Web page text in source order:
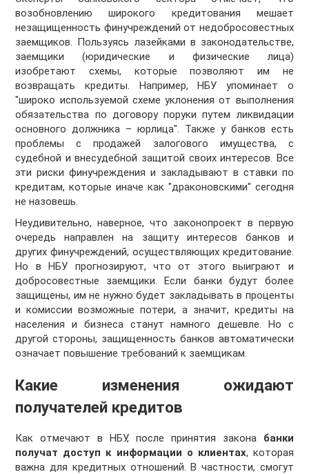
возобновлению широкого кредитования мешает
незащищенность финучреждений от недобросовестных
заемщиков. Пользуясь лазейками в законодательстве,
заемщики (юридические и физические лица)
изобретают схемы, которые позволяют им не
возвращать кредиты. Например, НБУ упоминает о
"широко используемой схеме уклонения от выполнения
обязательства по договору поруки путем ликвидации
основного должника – юрлица". Также у банков есть
проблемы с продажей залогового имущества, с
судебной и внесудебной защитой своих интересов. Все
эти риски финучреждения и закладывают в ставки по
кредитам, которые иначе как "драконовскими" сегодня
не назовешь.
Неудивительно, наверное, что законопроект в первую
очередь направлен на защиту интересов банков и
других финучреждений, осуществляющих кредитование.
Но в НБУ прогнозируют, что от этого выиграют и
добросовестные заемщики. Если банки будут более
защищены, им не нужно будет закладывать в проценты
и комиссии возможные потери, а значит, кредиты на
населения и бизнеса станут намного дешевле. Но с
другой стороны, защищенность банков автоматически
означает повышение требований к заемщикам.
Какие изменения ожидают
получателей кредитов
Как отмечают в НБУ, после принятия закона банки
получат доступ к информации о клиентах, которая
важна для кредитных отношений. В частности, смогут